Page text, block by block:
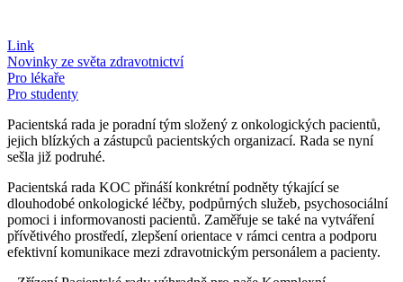
Link
Novinky ze světa zdravotnictví
Pro lékaře
Pro studenty
Pacientská rada je poradní tým složený z onkologických pacientů,
jejich blízkých a zástupců pacientských organizací. Rada se nyní
sešla již podruhé.
Pacientská rada KOC přináší konkrétní podněty týkající se
dlouhodobé onkologické léčby, podpůrných služeb, psychosociální
pomoci i informovanosti pacientů. Zaměřuje se také na vytváření
přívětivého prostředí, zlepšení orientace v rámci centra a podporu
efektivní komunikace mezi zdravotnickým personálem a pacienty.